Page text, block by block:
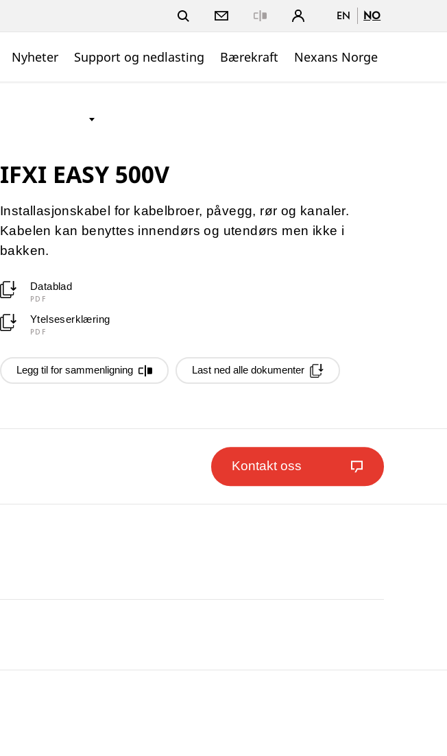
EN NO
Nyheter Support og nedlasting Bærekraft Nexans Norge
IFXI EASY 500V
Installasjonskabel for kabelbroer, påvegg, rør og kanaler.
Kabelen kan benyttes innendørs og utendørs men ikke i
bakken.
Datablad
PDF
Ytelseserklæring
PDF
Legg til for sammenligning Last ned alle dokumenter
Kontakt oss